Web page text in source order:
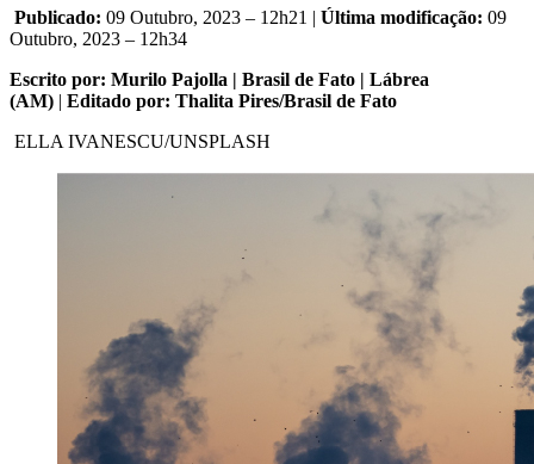
Publicado: 09 Outubro, 2023 – 12h21 | Última modificação: 09
Outubro, 2023 – 12h34
Escrito por: Murilo Pajolla | Brasil de Fato | Lábrea
(AM) | Editado por: Thalita Pires/Brasil de Fato
ELLA IVANESCU/UNSPLASH